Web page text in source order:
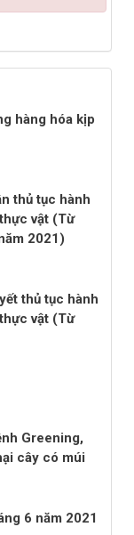
hàng hóa kịp
thủ tục hành
vật (Từ
2021)
thủ tục hành
vật (Từ
Greening,
cây có múi
6 năm 2021